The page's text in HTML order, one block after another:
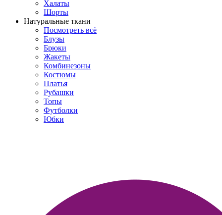
Халаты
Шорты
Натуральные ткани
Посмотреть всё
Блузы
Брюки
Жакеты
Комбинезоны
Костюмы
Платья
Рубашки
Топы
Футболки
Юбки